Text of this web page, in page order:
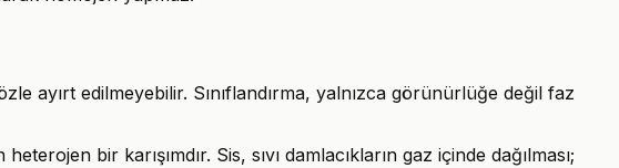
ayırt edilmeyebilir. Sınıflandırma, yalnızca görünürlüğe değil faz
bir karışımdır. Sis, sıvı damlacıkların gaz içinde dağılması;